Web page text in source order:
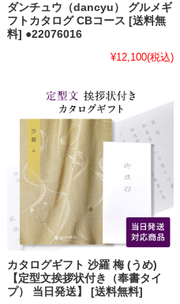
ダンチュウ（dancyu） グルメギ
フトカタログ CBコース [送料無
料] ●22076016
¥12,100(税込)
カタログギフト 沙羅 梅 (うめ)
【定型文挨拶状付き（奉書タイ
プ） 当日発送】 [送料無料]